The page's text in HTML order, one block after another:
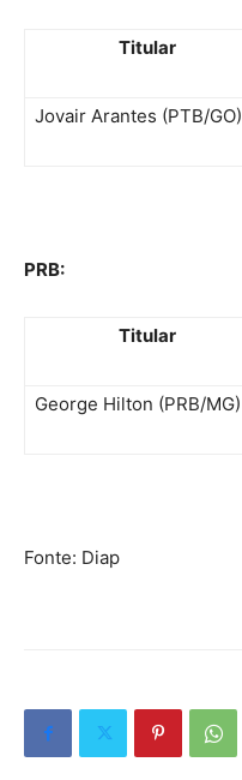
Titular
Jovair Arantes (PTB/GO)
PRB:
Titular
George Hilton (PRB/MG)
Fonte: Diap